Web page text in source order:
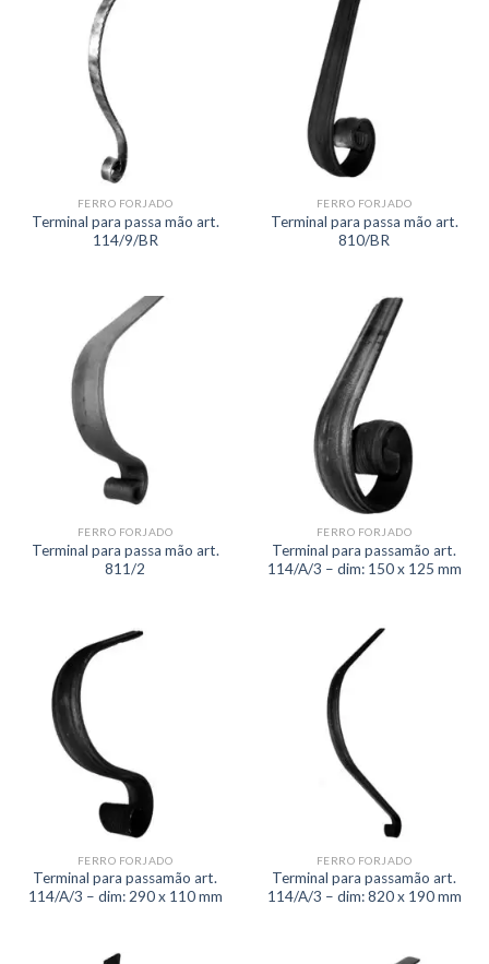
FERRO FORJADO
Terminal para passa mão art.
114/9/BR
FERRO FORJADO
Terminal para passa mão art.
810/BR
FERRO FORJADO
Terminal para passa mão art.
811/2
FERRO FORJADO
Terminal para passamão art.
114/A/3 – dim: 150 x 125 mm
FERRO FORJADO
Terminal para passamão art.
114/A/3 – dim: 290 x 110 mm
FERRO FORJADO
Terminal para passamão art.
114/A/3 – dim: 820 x 190 mm